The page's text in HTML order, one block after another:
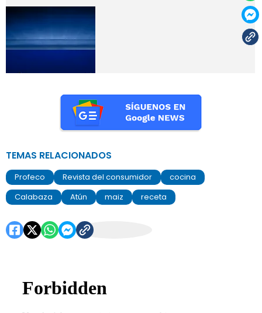
TEMAS RELACIONADOS
Profeco Revista del consumidor
cocina
Calabaza
Atún maiz receta